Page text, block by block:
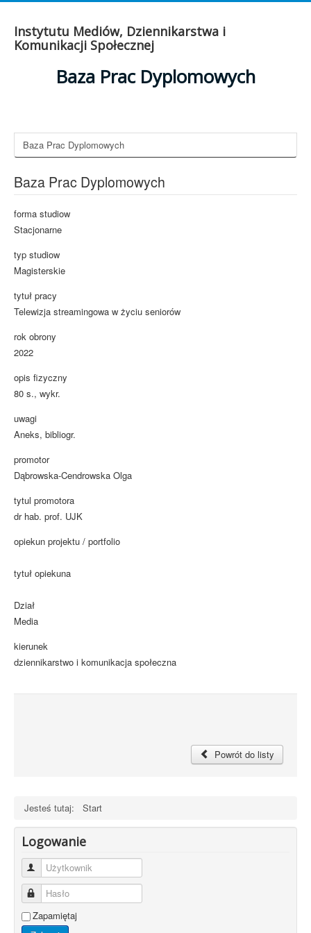
Instytutu Mediów, Dziennikarstwa i
Komunikacji Społecznej
Baza Prac Dyplomowych
Baza Prac Dyplomowych
Baza Prac Dyplomowych
forma studiow
Stacjonarne
typ studiow
Magisterskie
tytuł pracy
Telewizja streamingowa w życiu seniorów
rok obrony
2022
opis fizyczny
80 s., wykr.
uwagi
Aneks, bibliogr.
promotor
Dąbrowska-Cendrowska Olga
tytul promotora
dr hab. prof. UJK
opiekun projektu / portfolio
tytuł opiekuna
Dział
Media
kierunek
dziennikarstwo i komunikacja społeczna
Powrót do listy
Jesteś tutaj: Start
Logowanie
Użytkownik
Hasło
Zapamiętaj